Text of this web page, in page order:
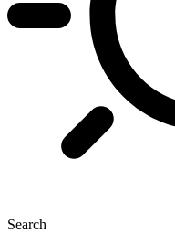
Search